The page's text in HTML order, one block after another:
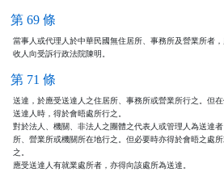
第 69 條
當事人或代理人於中華民國無住居所、事務所及營業所者
收人向受訴行政法院陳明。
第 71 條
送達，於應受送達人之住居所、事務所或營業所行之。但
送達人時，得於會晤處所行之。
對於法人、機關、非法人之團體之代表人或管理人為送達
所、營業所或機關所在地行之。但必要時亦得於會晤之處
之。
應受送達人有就業處所者，亦得向該處所為送達。